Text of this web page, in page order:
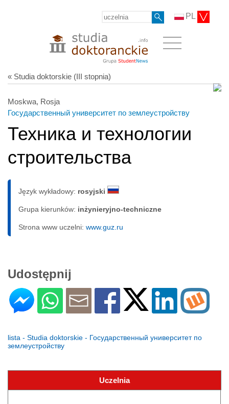
PL
« Studia doktorskie (III stopnia)
Moskwa, Rosja
Государственный университет по землеустройству
Техника и технологии
строительства
Język wykładowy: rosyjski
Grupa kierunków: inżynieryjno-techniczne
Strona www uczelni: www.guz.ru
Udostępnij
lista - Studia doktorskie - Государственный университет по
землеустройству
Uczelnia